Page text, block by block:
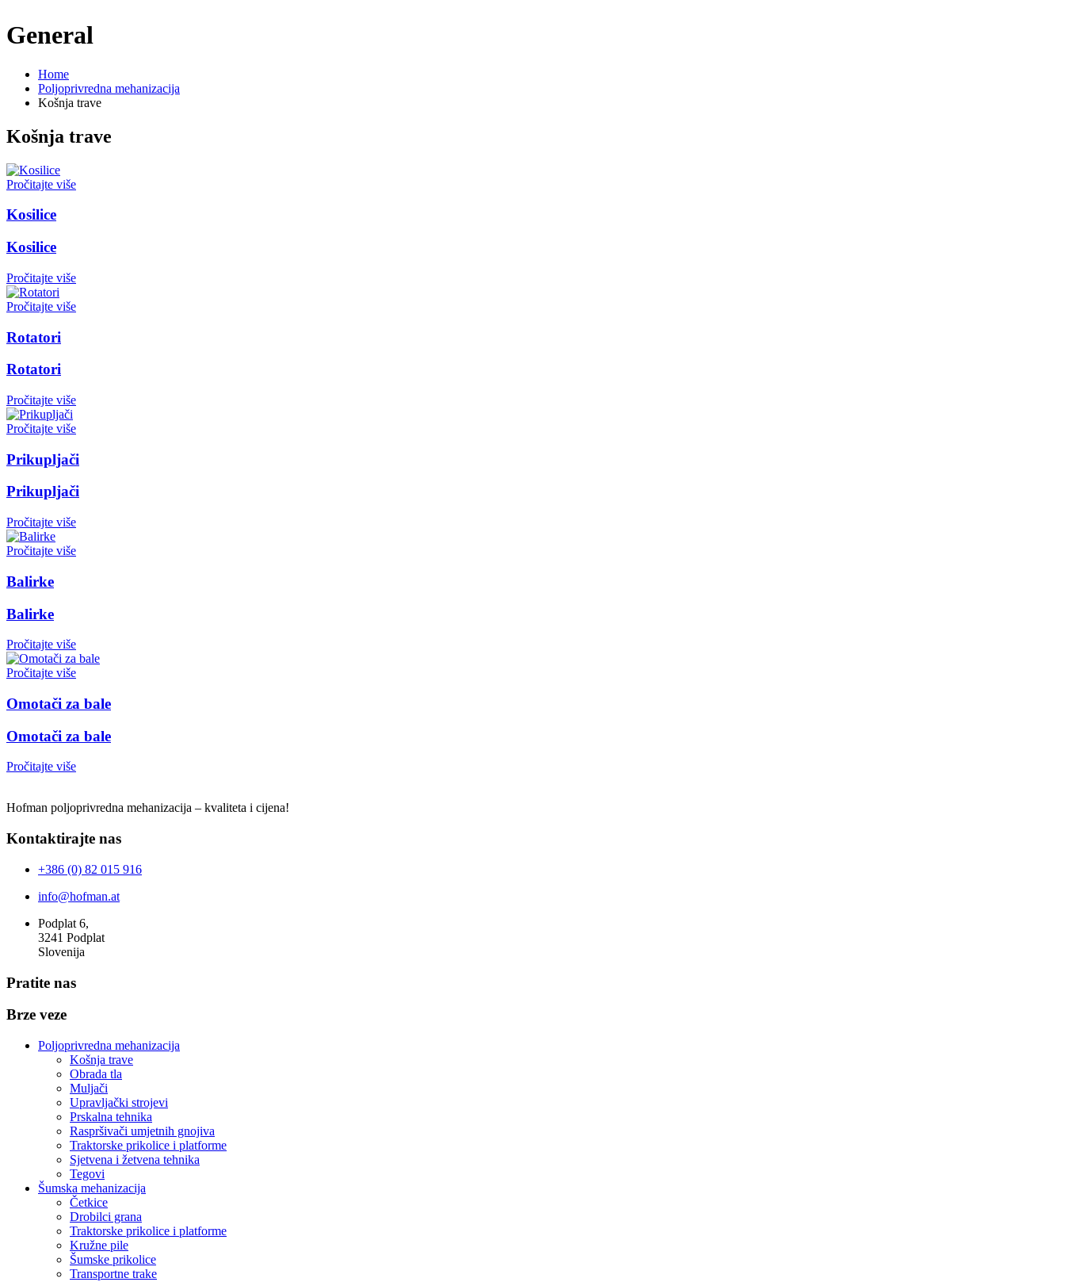
General
Home
Poljoprivredna mehanizacija
Košnja trave
Košnja trave
Pročitajte više
Kosilice
Kosilice
Pročitajte više
Pročitajte više
Rotatori
Rotatori
Pročitajte više
Pročitajte više
Prikupljači
Prikupljači
Pročitajte više
Pročitajte više
Balirke
Balirke
Pročitajte više
Pročitajte više
Omotači za bale
Omotači za bale
Pročitajte više
Hofman poljoprivredna mehanizacija – kvaliteta i cijena!
Kontaktirajte nas
+386 (0) 82 015 916
info@hofman.at
Podplat 6,
3241 Podplat
Slovenija
Pratite nas
Brze veze
Poljoprivredna mehanizacija
Košnja trave
Obrada tla
Muljači
Upravljački strojevi
Prskalna tehnika
Raspršivači umjetnih gnojiva
Traktorske prikolice i platforme
Sjetvena i žetvena tehnika
Tegovi
Šumska mehanizacija
Četkice
Drobilci grana
Traktorske prikolice i platforme
Kružne pile
Šumske prikolice
Transportne trake